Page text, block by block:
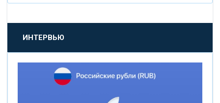
«БАНК САНКТ-ПЕТЕРБУРГ»
«ПРОМСВЯЗЬБАНК»
«НОВИКОМБАНК»
ИНТЕРВЬЮ